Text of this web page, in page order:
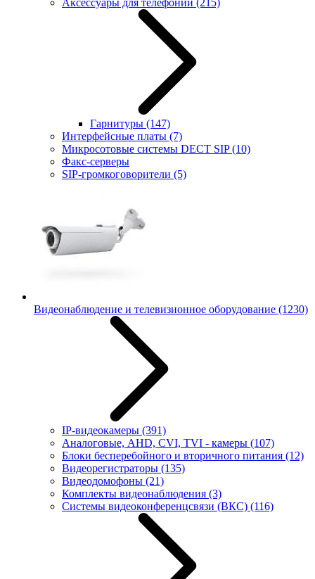
Аксессуары для телефонии (215)
Гарнитуры (147)
Интерфейсные платы (7)
Микросотовые системы DECT SIP(10)
Факс-серверы
SIP-громкоговорители (5)
Видеонаблюдение и телевизионное оборудование (1230)
IP-видеокамеры (391)
Аналоговые, AHD, CVI, TVI - камеры (107)
Блоки бесперебойного и вторичного питания (12)
Видеорегистраторы (135)
Видеодомофоны (21)
Комплекты видеонаблюдения (3)
Системы видеоконференцсвязи (ВКС) (116)